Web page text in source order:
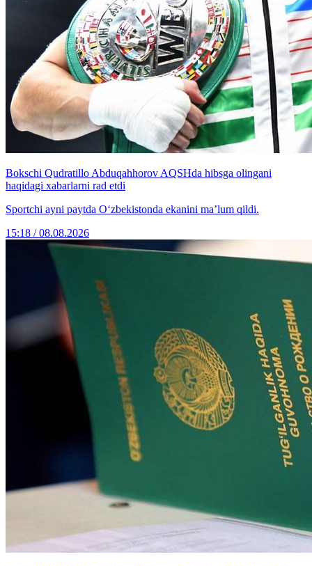
Bokschi Qudratillo Abduqahhorov AQSHda hibsga olingani
haqidagi xabarlarni rad etdi
Sportchi ayni paytda O‘zbekistonda ekanini ma’lum qildi.
15:18 / 08.08.2026